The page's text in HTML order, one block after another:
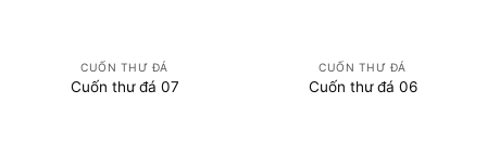
CUỐN THƯ ĐÁ
Cuốn thư đá 07
CUỐN THƯ ĐÁ
Cuốn thư đá 06